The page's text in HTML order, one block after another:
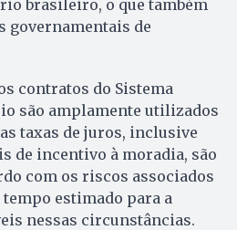
brasileiro, o que também
governamentais de
contratos do Sistema
são amplamente utilizados
taxas de juros, inclusive
de incentivo à moradia, são
com os riscos associados
estimado para a
nessas circunstâncias.